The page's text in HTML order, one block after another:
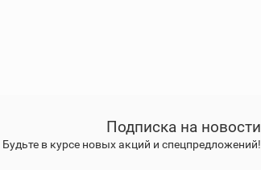
Подписка на новости
Будьте в курсе новых акций и спецпредложений!